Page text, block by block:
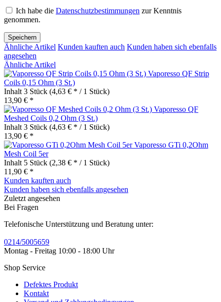
Ich habe die Datenschutzbestimmungen zur Kenntnis
genommen.
Speichern
Ähnliche Artikel Kunden kauften auch Kunden haben sich ebenfalls
angesehen
Ähnliche Artikel
Vaporesso QF Strip
Coils 0,15 Ohm (3 St.)
Inhalt 3 Stück (4,63 € * / 1 Stück)
13,90 € *
Vaporesso QF
Meshed Coils 0,2 Ohm (3 St.)
Inhalt 3 Stück (4,63 € * / 1 Stück)
13,90 € *
Vaporesso GTi 0,2Ohm
Mesh Coil 5er
Inhalt 5 Stück (2,38 € * / 1 Stück)
11,90 € *
Kunden kauften auch
Kunden haben sich ebenfalls angesehen
Zuletzt angesehen
Bei Fragen
Telefonische Unterstützung und Beratung unter:
0214/5005659
Montag - Freitag 10:00 - 18:00 Uhr
Shop Service
Defektes Produkt
Kontakt